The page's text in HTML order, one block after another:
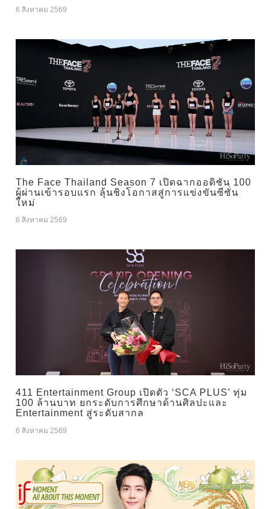
6 สิงหาคม 2569
The Face Thailand Season 7 เปิดฉากออดิชัน 100
ผู้ผ่านเข้ารอบแรก ลุ้นชิงโอกาสสู่การแข่งขันซีซั่น
ใหม่
6 สิงหาคม 2569
411 Entertainment Group เปิดตัว ‘SCA PLUS’ ทุ่ม
100 ล้านบาท ยกระดับการศึกษาด้านศิลปะและ
Entertainment สู่ระดับสากล
6 สิงหาคม 2569